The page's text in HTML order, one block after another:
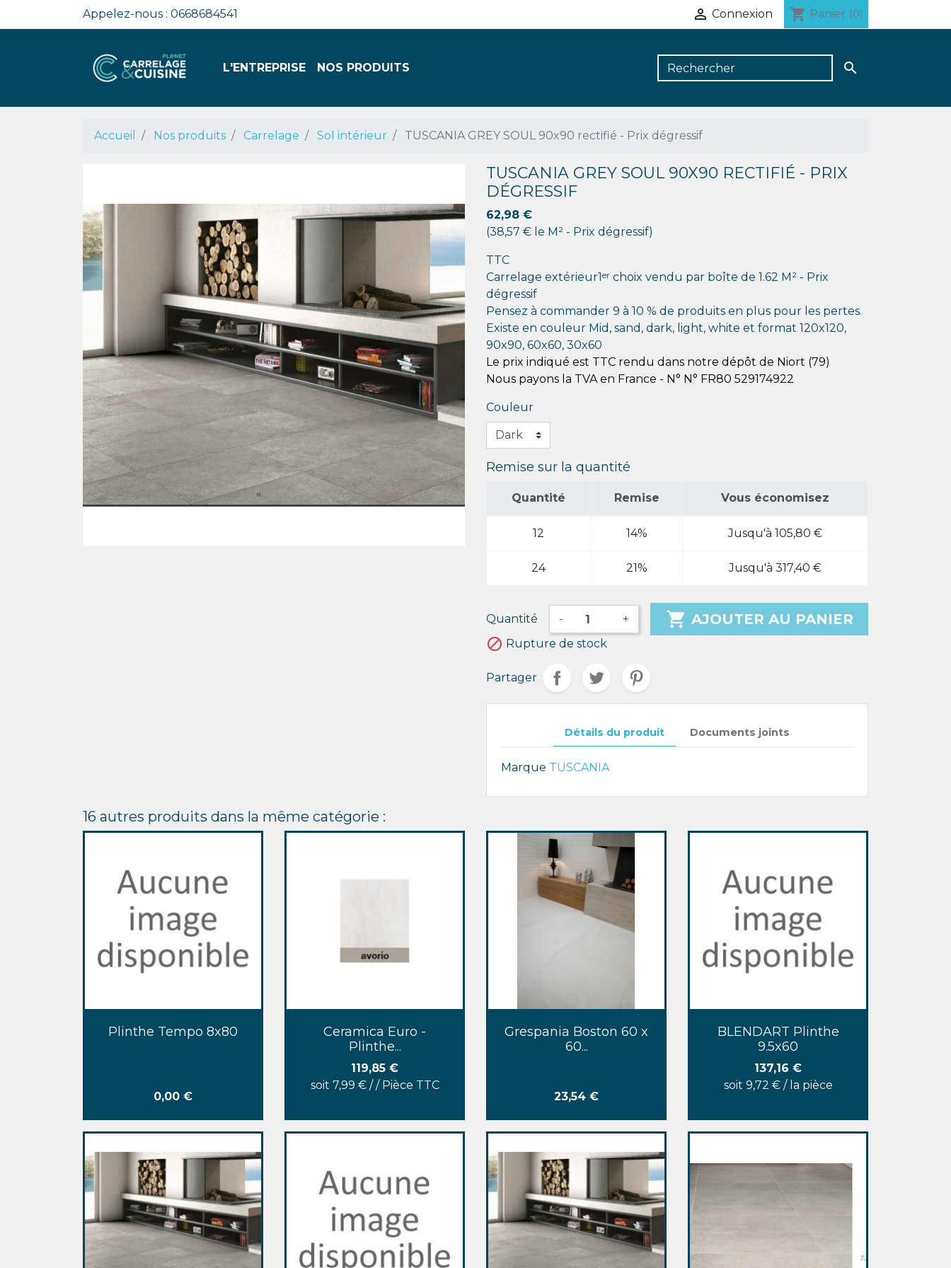
Appelez-nous : 0668684541  Connexion shopping_cart Panier (0)
L'ENTREPRISE
PRÉSENTATION NOS USINES
NOS PRODUITS 
Accueil Nos produits Carrelage Sol intérieur TUSCANIA GREY SOUL 90x90 rectifié - Prix dégressif
TUSCANIA GREY SOUL 90X90 RECTIFIÉ - PRIX
DÉGRESSIF
62,98 €
(38,57 € le M² - Prix dégressif)
TTC
Carrelage extérieur1er choix vendu par boîte de 1.62 M² - Prix
dégressif
Pensez à commander 9 à 10 % de produits en plus pour les pertes.
Existe en couleur Mid, sand, dark, light, white et format 120x120,
90x90, 60x60, 30x60
Le prix indiqué est TTC rendu dans notre dépôt de Niort (79)
Nous payons la TVA en France - N° N° FR80 529174922
Couleur
Remise sur la quantité
Quantité Remise Vous économisez
12 14% Jusqu'à 105,80 €
24 21% Jusqu'à 317,40 €
Quantité - +  AJOUTER AU PANIER
 Rupture de stock
Partager
Détails du produit Documents joints
Marque TUSCANIA
16 autres produits dans la même catégorie :
 Aperçu rapide
Plinthe Tempo 8x80
Prix
0,00 €
Aperçu rapide
Ceramica Euro -
Plinthe...
Prix
119,85 €
soit 7,99 € / / Pièce TTC
Aperçu rapide
Grespania Boston 60 x
60...
Prix
23,54 €
 Aperçu rapide
BLENDART Plinthe
9.5x60
Prix
137,16 €
soit 9,72 € / la pièce